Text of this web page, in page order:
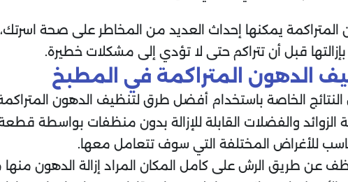
المتراكمة يمكنها إحداث العديد من المخاطر على صحة
قبل أن تتراكم حتى لا تؤدي إلى مشكلات خطيرة.
الدهون المتراكمة في المطبخ
الخاصة باستخدام أفضل طرق لتنظيف الدهون
الزوائد والفضلات القابلة للإزالة بدون منظفات بواسطة
للأغراض المختلفة التي سوف تتعامل معها.
عن طريق الرش على كامل المكان المراد إزالة الدهون منها